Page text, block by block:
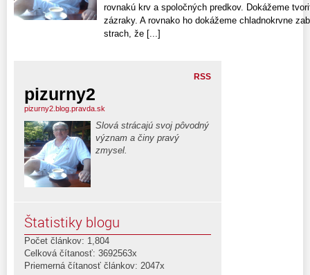
rovnakú krv a spoločných predkov. Dokážeme
zázraky. A rovnako ho dokážeme chladnokrvne
strach, že [...]
RSS
pizurny2
pizurny2.blog.pravda.sk
Slová strácajú svoj pôvodný
význam a činy pravý
zmysel.
Štatistiky blogu
Počet článkov: 1,804
Celková čítanosť: 3692563x
Priemerná čítanosť článkov: 2047x